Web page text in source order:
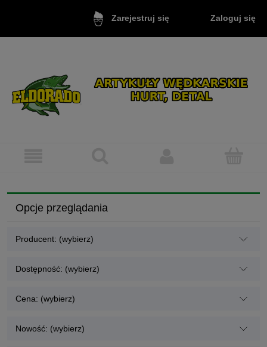
Zarejestruj się Zaloguj się
Opcje przeglądania
Producent: (wybierz)
Dostępność: (wybierz)
Cena: (wybierz)
Nowość: (wybierz)